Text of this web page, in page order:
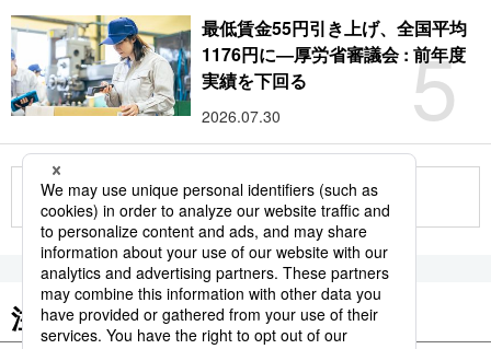
5
最低賃金55円引き上げ、全国平均
1176円に―厚労省審議会 : 前年度
実績を下回る
2026.07.30
もっと見る
注目のキーワード